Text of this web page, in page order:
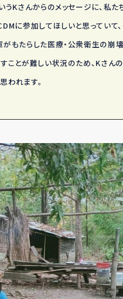
Kさんからのメッセージに、私た
に参加してほしいと思っていて
もたらした医療・公衆衛生の崩壊
ことが難しい状況のため、Kさん
われます。